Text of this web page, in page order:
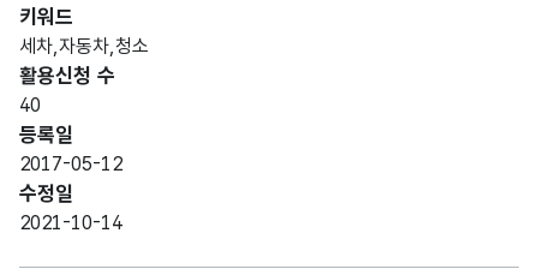
키워드
세차,자동차,청소
활용신청 수
40
등록일
2017-05-12
수정일
2021-10-14